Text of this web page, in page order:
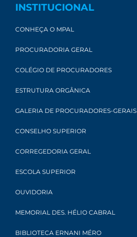
INSTITUCIONAL
CONHEÇA O MPAL
PROCURADORIA GERAL
COLÉGIO DE PROCURADORES
ESTRUTURA ORGÂNICA
GALERIA DE PROCURADORES-GERAIS
CONSELHO SUPERIOR
CORREGEDORIA GERAL
ESCOLA SUPERIOR
OUVIDORIA
MEMORIAL DES. HÉLIO CABRAL
BIBLIOTECA ERNANI MÉRO